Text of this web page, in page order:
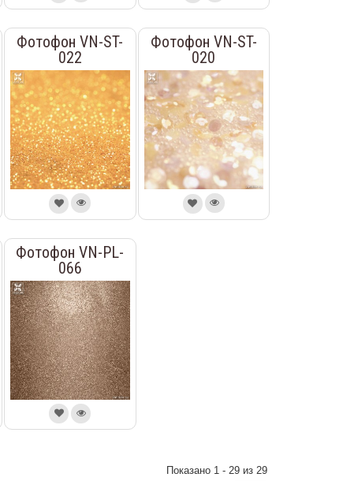
Фотофон VN-ST-
022
Фотофон VN-ST-
020
Фотофон VN-PL-
066
Показано 1 - 29 из 29